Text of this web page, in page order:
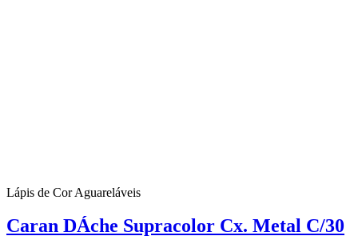
Lápis de Cor Aguareláveis
Caran DÁche Supracolor Cx. Metal C/30